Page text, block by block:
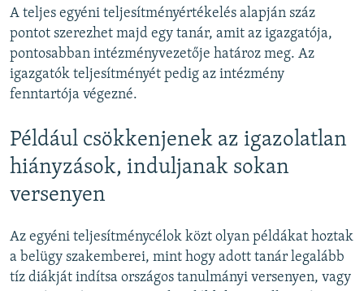
A teljes egyéni teljesítményértékelés alapján száz
pontot szerezhet majd egy tanár, amit az igazgatója,
pontosabban intézményvezetője határoz meg. Az
igazgatók teljesítményét pedig az intézmény
fenntartója végezné.
Például csökkenjenek az igazolatlan
hiányzások, induljanak sokan
versenyen
Az egyéni teljesítménycélok közt olyan példákat hoztak
a belügy szakemberei, mint hogy adott tanár legalább
tíz diákját indítsa országos tanulmányi versenyen, vagy